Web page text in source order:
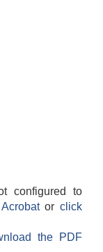
configured to
Acrobatorclick
the PDF